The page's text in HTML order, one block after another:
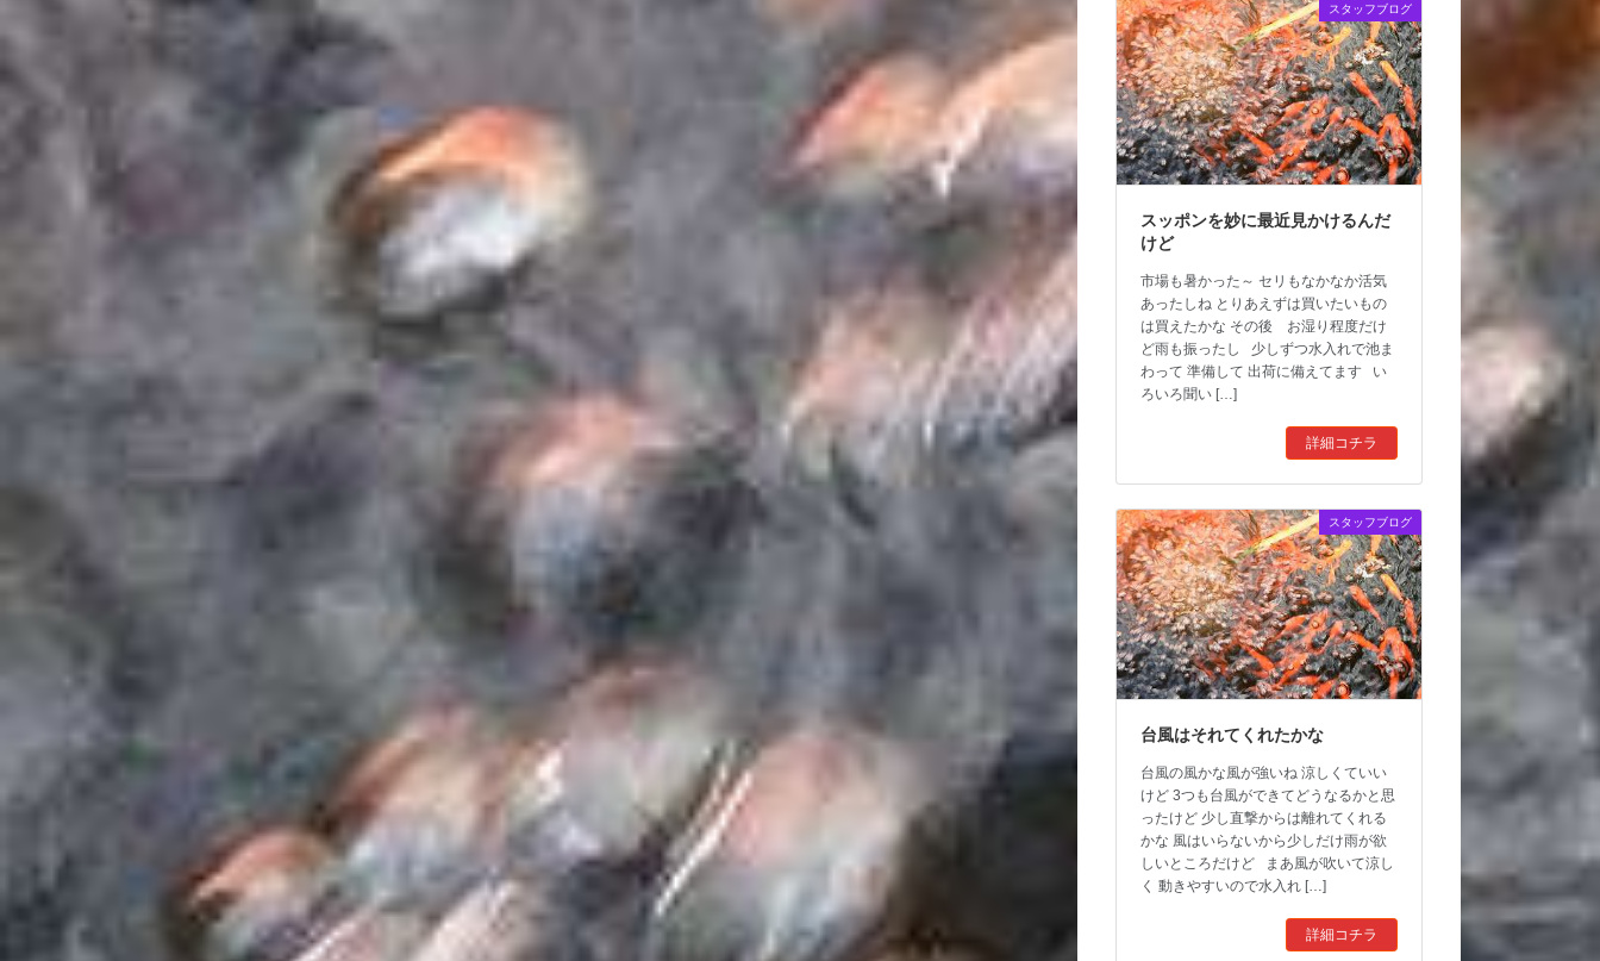
スタッフブログ
スッポンを妙に最近見かけるんだ
けど
市場も暑かった～ セリもなかなか活気
あったしね とりあえずは買いたいもの
は買えたかな その後 お湿り程度だけ
ど雨も振ったし 少しずつ水入れで池ま
わって 準備して 出荷に備えてます い
ろいろ聞い […]
詳細コチラ
スタッフブログ
台風はそれてくれたかな
台風の風かな風が強いね 涼しくていい
けど 3つも台風ができてどうなるかと思
ったけど 少し直撃からは離れてくれる
かな 風はいらないから少しだけ雨が欲
しいところだけど まあ風が吹いて涼し
く 動きやすいので水入れ […]
詳細コチラ